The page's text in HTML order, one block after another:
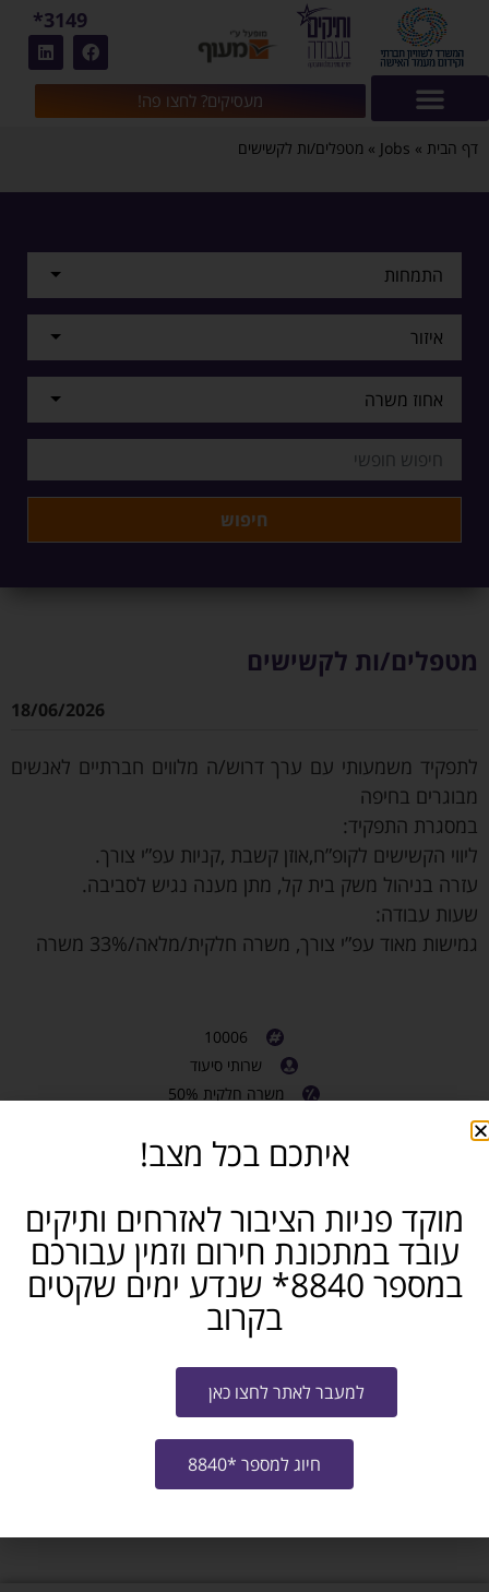
מעסיקים? לחצו פה!
3149*
דף הבית »
Jobs
» מטפלים/ות לקשישים
התמחות
איזור
אחוז משרה
מטפלים/ות לקשישים
18/06/2026
לתפקיד משמעותי עם ערך דרוש/ה מלווים חברתיים לאנשים
מבוגרים בחיפה
במסגרת התפקיד:
ליווי הקשישים לקופ”ח,אוזן קשבת ,קניות עפ”י צורך.
עזרה בניהול משק בית קל, מתן מענה נגיש לסביבה.
שעות עבודה:
גמישות מאוד עפ”י צורך, משרה חלקית/מלאה/33% משרה
10006
שרותי סיעוד
משרה חלקית 50%
חושבים שאתם מכירים מישהו שמתאים? שתפו...
פייסבוק טלגרם ווטסאפ
מייל
צרו איתי קשר
איתכם בכל מצב!
מוקד פניות הציבור לאזרחים ותיקים
עובד במתכונת חירום וזמין עבורכם
במספר 8840* שנדע ימים שקטים
בקרוב
למעבר לאתר לחצו כאן
חיוג למספר *8840